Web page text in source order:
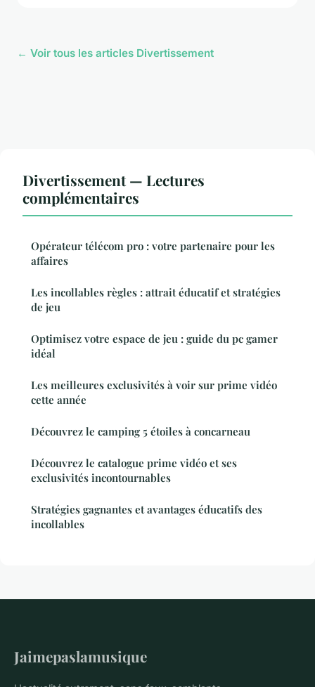
← Voir tous les articles Divertissement
Divertissement — Lectures
complémentaires
Opérateur télécom pro : votre partenaire pour les
affaires
Les incollables règles : attrait éducatif et stratégies
de jeu
Optimisez votre espace de jeu : guide du pc gamer
idéal
Les meilleures exclusivités à voir sur prime vidéo
cette année
Découvrez le camping 5 étoiles à concarneau
Découvrez le catalogue prime vidéo et ses
exclusivités incontournables
Stratégies gagnantes et avantages éducatifs des
incollables
Jaimepaslamusique